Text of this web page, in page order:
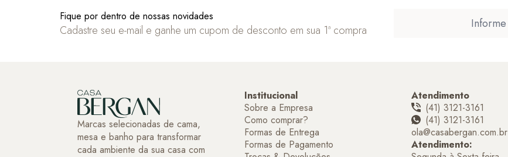
Fique por dentro de nossas novidades
Cadastre seu e-mail e ganhe um cupom de desconto em sua 1ª compra
Marcas selecionadas de cama,
mesa e banho para transformar
cada ambiente da sua casa com
Institucional
Sobre a Empresa
Como comprar?
Formas de Entrega
Formas de Pagamento
Atendimento
(41) 3121-3161
(41) 3121-3161
ola@casabergan.com.br
Atendimento: